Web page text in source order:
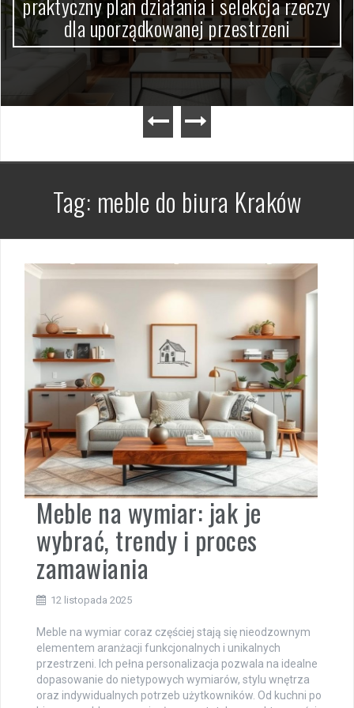
dla uporządkowanej przestrzeni
Tag: meble do biura Kraków
Meble na wymiar: jak je
wybrać, trendy i proces
zamawiania
12 listopada 2025
Meble na wymiar coraz częściej stają się nieodzownym
elementem aranżacji funkcjonalnych i unikalnych
przestrzeni. Ich pełna personalizacja pozwala na idealne
dopasowanie do nietypowych wymiarów, stylu wnętrza
oraz indywidualnych potrzeb użytkowników. Od kuchni po